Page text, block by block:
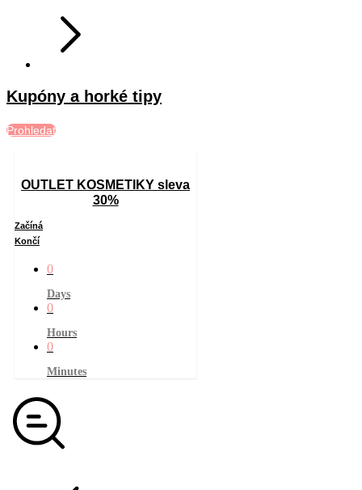
Kupóny a horké tipy
Prohledat
OUTLET KOSMETIKY sleva
30%
Začíná
Končí
0
Days
0
Hours
0
Minutes